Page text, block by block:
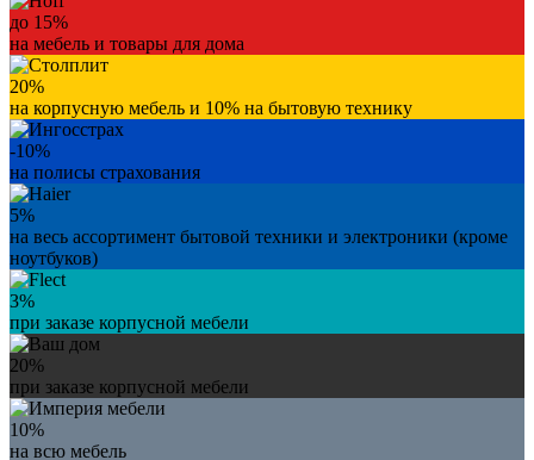
до 15%
на мебель и товары для дома
20%
на корпусную мебель и 10% на бытовую технику
-10%
на полисы страхования
5%
на весь ассортимент бытовой техники и электроники (кроме
ноутбуков)
3%
при заказе корпусной мебели
20%
при заказе корпусной мебели
10%
на всю мебель